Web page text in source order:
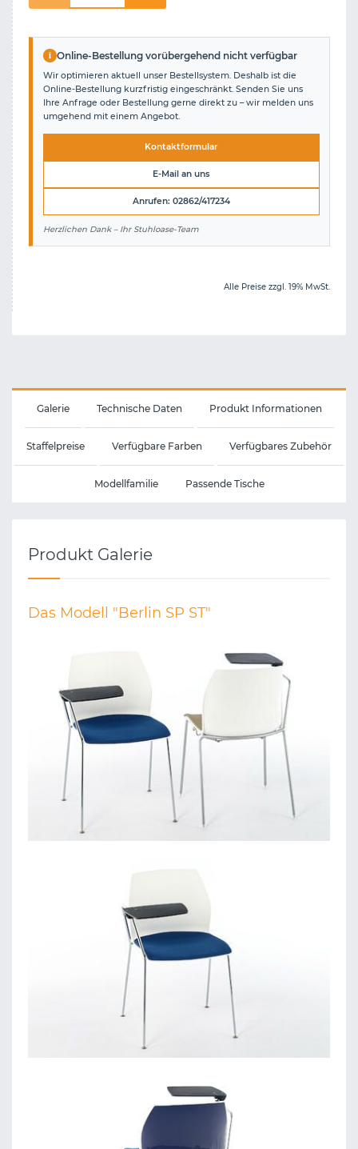
i Online-Bestellung vorübergehend nicht verfügbar
Wir optimieren aktuell unser Bestellsystem. Deshalb ist die
Online-Bestellung kurzfristig eingeschränkt. Senden Sie uns
Ihre Anfrage oder Bestellung gerne direkt zu – wir melden uns
umgehend mit einem Angebot.
Kontaktformular
E-Mail an uns
Anrufen: 02862/417234
Herzlichen Dank – Ihr Stuhloase-Team
Alle Preise zzgl. 19% MwSt.
Galerie Technische Daten Produkt Informationen
Staffelpreise Verfügbare Farben Verfügbares Zubehör
Modellfamilie Passende Tische
Produkt Galerie
Das Modell "Berlin SP ST"